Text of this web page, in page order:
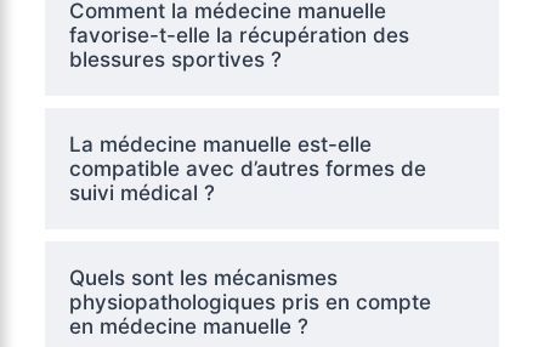
Comment la médecine manuelle
favorise-t-elle la récupération des
blessures sportives ?
La médecine manuelle est-elle
compatible avec d’autres formes de
suivi médical ?
Quels sont les mécanismes
physiopathologiques pris en compte
en médecine manuelle ?